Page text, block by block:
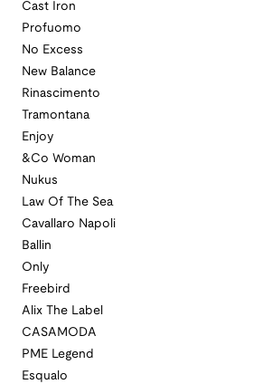
Cast Iron
Profuomo
No Excess
New Balance
Rinascimento
Tramontana
Enjoy
&Co Woman
Nukus
Law Of The Sea
Cavallaro Napoli
Ballin
Only
Freebird
Alix The Label
CASAMODA
PME Legend
Esqualo